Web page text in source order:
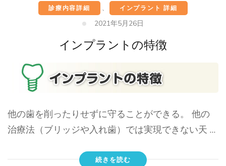
診療内容詳細 、 インプラント 詳細
2021年5月26日
インプラントの特徴
他の歯を削ったりせずに守ることができる。 他の
治療法（ブリッジや入れ歯）では実現できない天 …
続きを読む